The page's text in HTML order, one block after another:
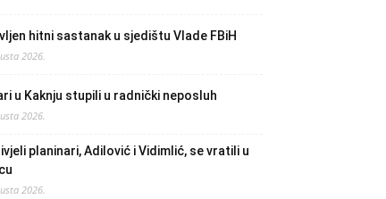
hitni sastanak u sjedištu Vlade FBiH
2026.
u Kaknju stupili u radnički neposluh
2026.
planinari, Adilović i Vidimlić, se vratili u
2026.